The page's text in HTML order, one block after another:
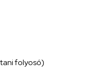
folyosó)